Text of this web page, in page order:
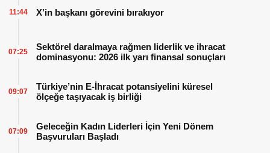
X’in başkanı görevini bırakıyor
11:44
Sektörel daralmaya rağmen liderlik ve ihracat
dominasyonu: 2026 ilk yarı finansal sonuçları
07:25
Türkiye’nin E-İhracat potansiyelini küresel
ölçeğe taşıyacak iş birliği
09:07
Geleceğin Kadın Liderleri İçin Yeni Dönem
Başvuruları Başladı
07:09